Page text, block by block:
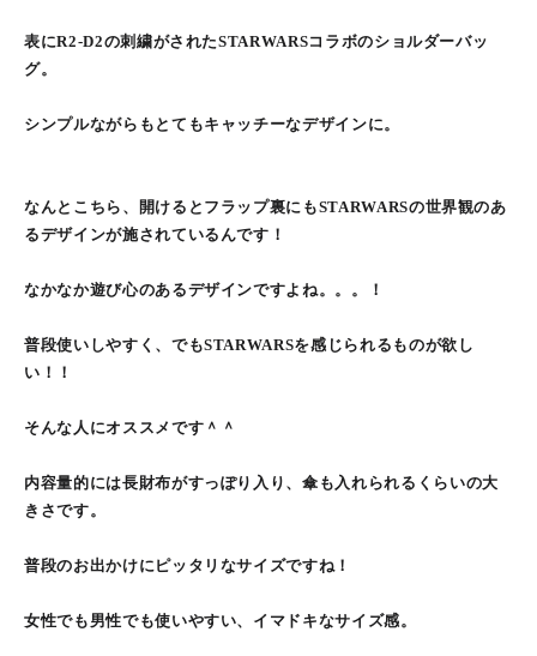
表にR2-D2の刺繍がされたSTARWARSコラボのショルダーバッ
グ。
シンプルながらもとてもキャッチーなデザインに。
なんとこちら、開けるとフラップ裏にもSTARWARSの世界観のあ
るデザインが施されているんです！
なかなか遊び心のあるデザインですよね。。。！
普段使いしやすく、でもSTARWARSを感じられるものが欲し
い！！
そんな人にオススメです＾＾
内容量的には長財布がすっぽり入り、傘も入れられるくらいの大
きさです。
普段のお出かけにピッタリなサイズですね！
女性でも男性でも使いやすい、イマドキなサイズ感。